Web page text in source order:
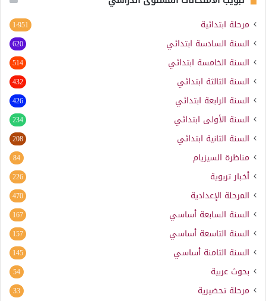
مرحلة ابتدائية 1٬951
السنة السادسة ابتدائي 620
السنة الخامسة ابتدائي 514
السنة الثالثة ابتدائي 432
السنة الرابعة ابتدائي 426
السنة الأولى ابتدائي 234
السنة الثانية ابتدائي 208
مناظرة السيزيام 84
أخبار تربوية 226
المرحلة الإعدادية 470
السنة السابعة أساسي 167
السنة التاسعة أساسي 157
السنة الثامنة أساسي 145
بحوث عربية 54
مرحلة تحضيرية 33